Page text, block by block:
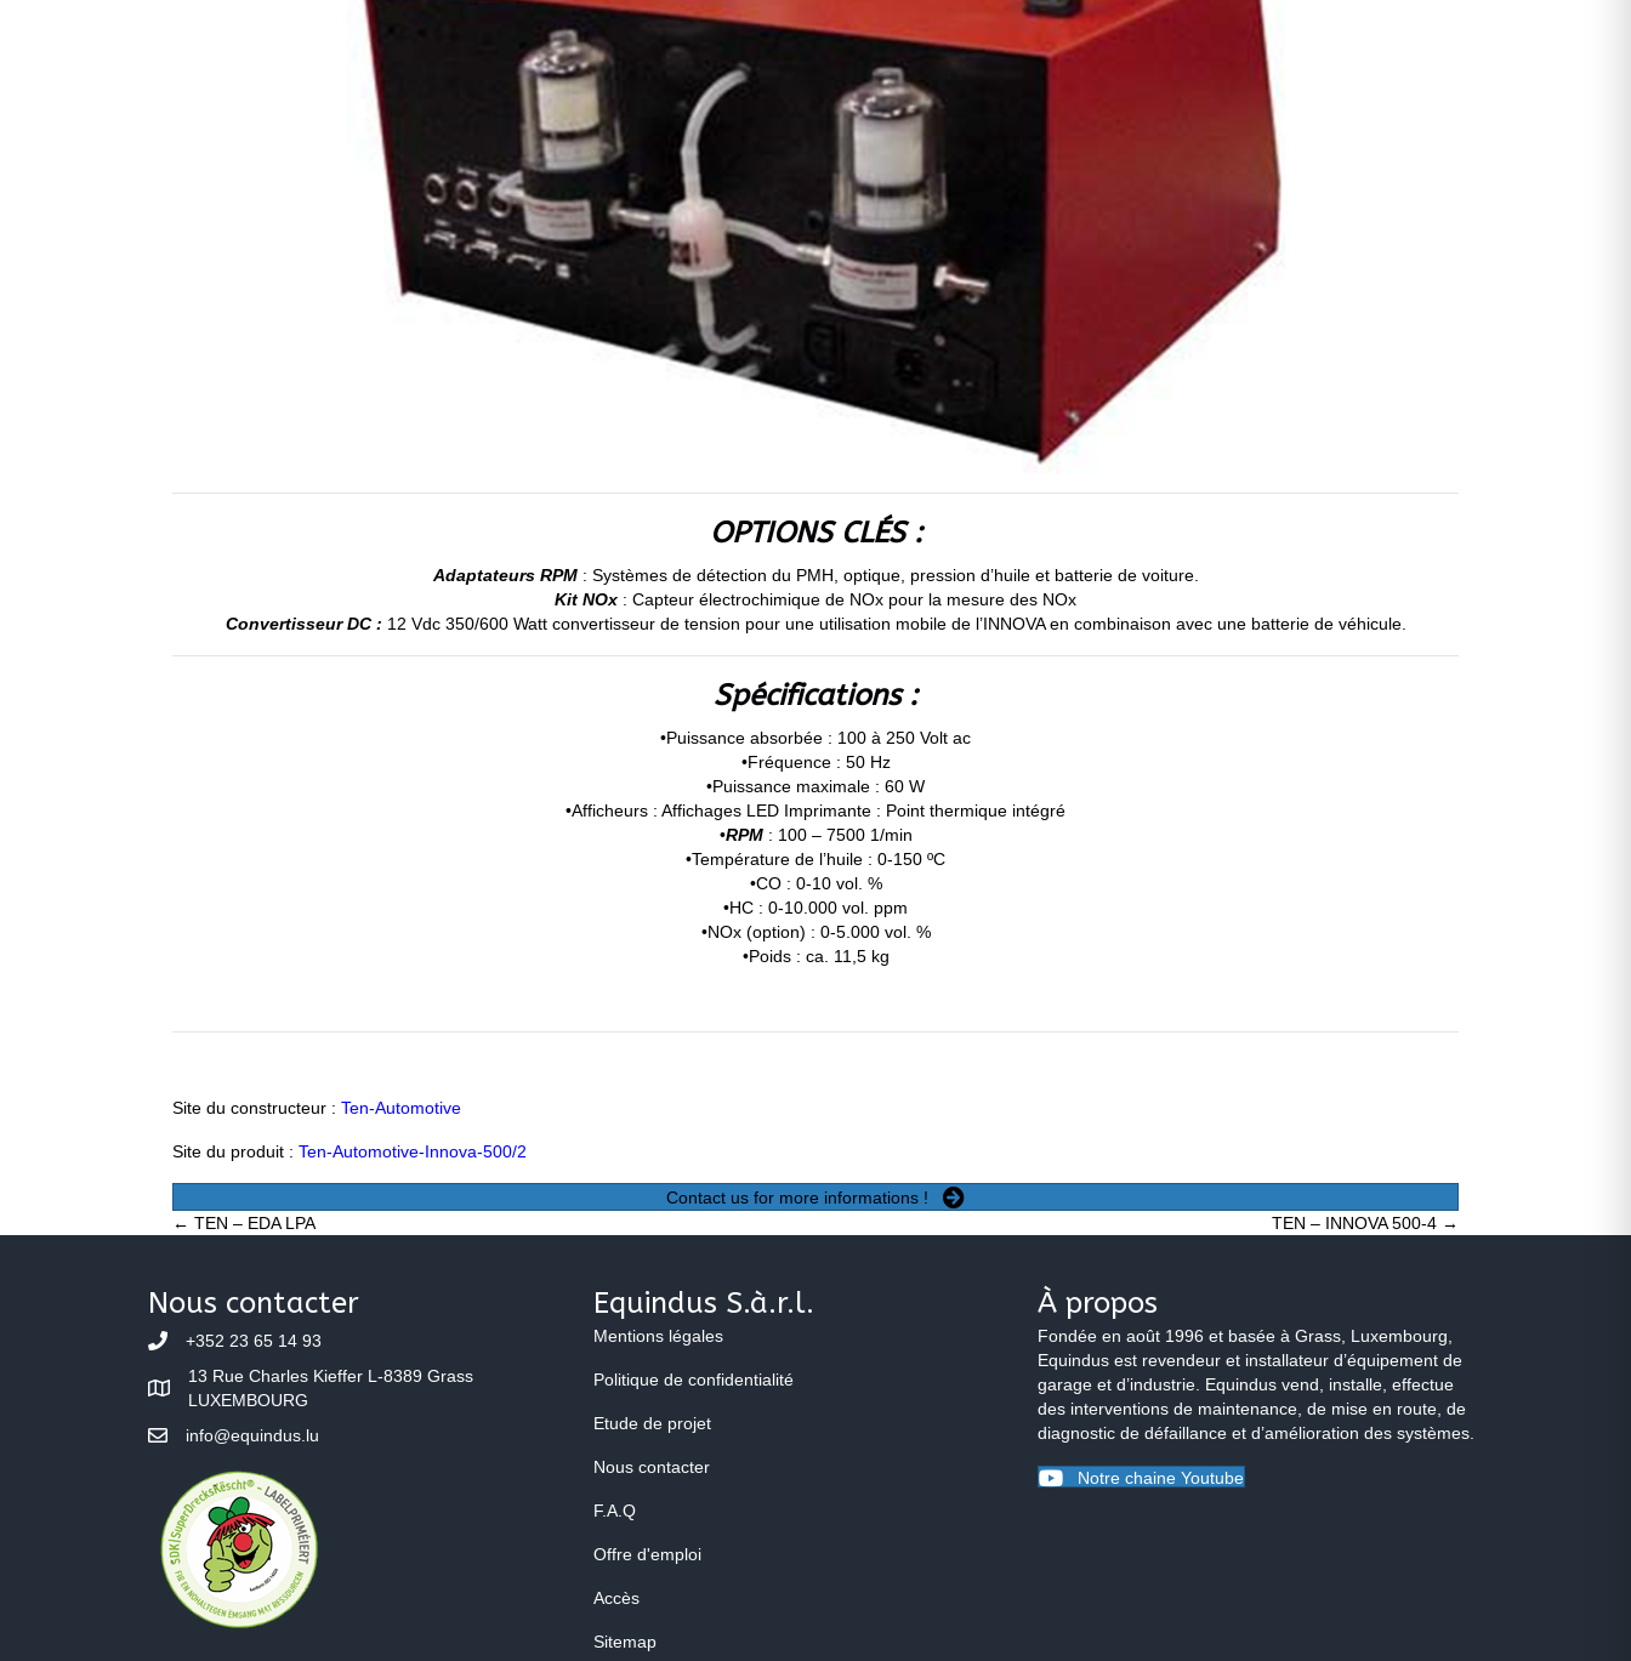
OPTIONS CLÉS :
Adaptateurs RPM: Systèmes de détection du PMH, optique, pression d’huile et batterie de voiture.
Kit NOx : Capteur électrochimique de NOx pour la mesure des NOx
Convertisseur DC : 12 Vdc 350/600 Watt convertisseur de tension pour une utilisation mobile de l’INNOVA en combinaison avec une batterie de véhicule.
Spécifications :
•Puissance absorbée : 100 à 250 Volt ac
•Fréquence : 50 Hz
•Puissance maximale : 60 W
•Afficheurs : Affichages LED Imprimante : Point thermique intégré
•RPM : 100 – 7500 1/min
•Température de l’huile : 0-150 ºC
•CO : 0-10 vol. %
•HC : 0-10.000 vol. ppm
•NOx (option) : 0-5.000 vol. %
•Poids : ca. 11,5 kg
Site du constructeur : Ten-Automotive
Site du produit : Ten-Automotive-Innova-500/2
Contact us for more informations !
Posts
navigation
← TEN – EDA LPA TEN – INNOVA 500-4 →
Nous contacter
+352 23 65 14 93
13 Rue Charles Kieffer L-8389 Grass
LUXEMBOURG
info@equindus.lu
Equindus S.à.r.l.
Mentions légales
Politique de confidentialité
Etude de projet
Nous contacter
F.A.Q
Offre d'emploi
Accès
Sitemap
À propos
Fondée en août 1996 et basée à Grass, Luxembourg,
Equindus est revendeur et installateur d’équipement de
garage et d’industrie. Equindus vend, installe, effectue
des interventions de maintenance, de mise en route, de
diagnostic de défaillance et d’amélioration des systèmes.
Notre chaine Youtube